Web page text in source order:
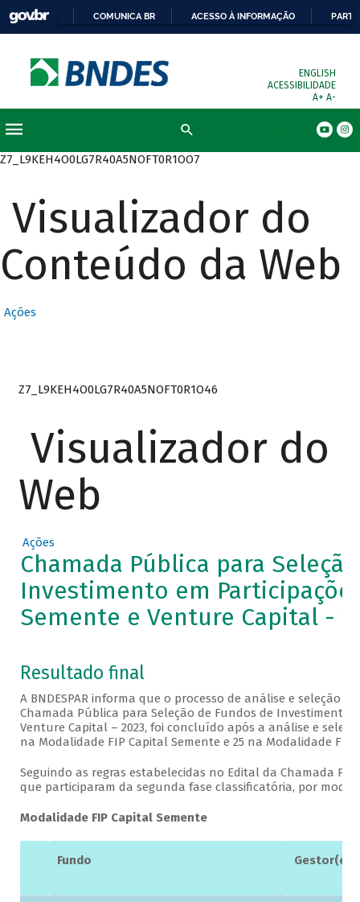
COMUNICA BR ACESSO À INFORMAÇÃO
ENGLISH
ACESSIBILIDADE
A+ A-
Z7_L9KEH4O0LG7R40A5NOFT0R1OO7
Visualizador do
Conteúdo da Web
Ações
Z7_L9KEH4O0LG7R40A5NOFT0R1O46
Visualizador do
Web
Ações
Chamada Pública para
Investimento em
Semente e Venture Capital -
Resultado final
A BNDESPAR informa que o processo de análise e seleção
Chamada Pública para Seleção de Fundos de Investimento
Venture Capital – 2023, foi concluído após a análise e
na Modalidade FIP Capital Semente e 25 na Modalidade FIP
Seguindo as regras estabelecidas no Edital da Chamada
que participaram da segunda fase classificatória, por
Modalidade FIP Capital Semente
Fundo